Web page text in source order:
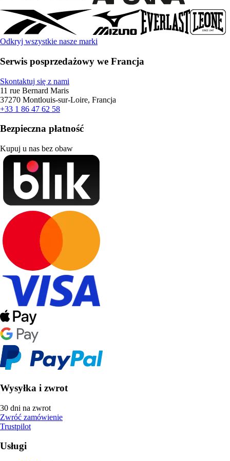
Odkryj wszystkie nasze marki
Serwis posprzedażowy we Francja
Skontaktuj się z nami
11 rue Bernard Maris
37270 Montlouis-sur-Loire, Francja
+33 1 86 47 62 58
Bezpieczna płatność
Kupuj u nas bez obaw
Wysyłka i zwrot
30 dni na zwrot
Zwróć zamówienie
Trustpilot
Usługi